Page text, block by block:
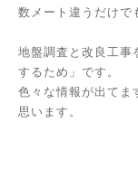
数メート違うだけで
地盤調査と改良工事
するため」です。
色々な情報が出てま
思います。